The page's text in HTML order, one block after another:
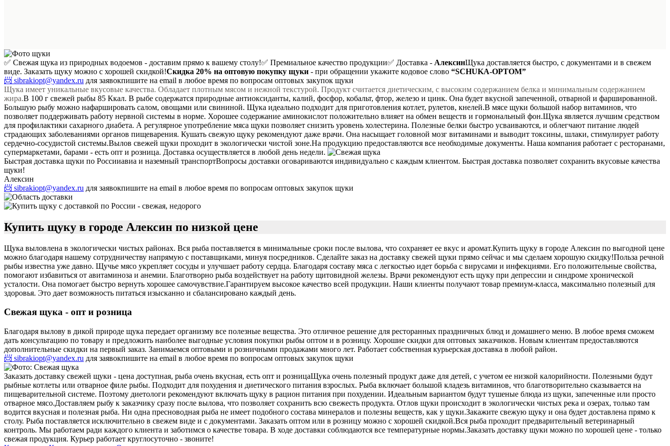
✅ Свежая щука из природных водоемов - доставим прямо к вашему столу!✅ Премиальное качество продукции✅ Доставка - АлексинЩука доставляется быстро, с документами и в свежем
виде. Заказать щуку можно с хорошей скидкой!Скидка 20% на оптовую покупку щуки - при обращении укажите кодовое слово “SCHUKA-OPTOM”
📨 sibrakiopt@yandex.ru для заявокпишите на email в любое время по вопросам оптовых закупок щуки
Щука имеет уникальные вкусовые качества. Обладает плотным мясом и нежной текстурой. Продукт считается диетическим, с высоким содержанием белка и минимальным содержанием
жира.В 100 г свежей рыбы 85 Ккал. В рыбе содержатся природные антиоксиданты, калий, фосфор, кобальт, фтор, железо и цинк. Она будет вкусной запеченной, отварной и фаршированной.
Большую рыбу можно нафаршировать салом, овощами или свининой. Щука идеально подходит для приготовления котлет, рулетов, кнелей.В мясе щуки большой набор витаминов, что
позволяет поддерживать работу нервной системы в норме. Хорошее содержание аминокислот положительно влияет на обмен веществ и гормональный фон.Щука является лучшим средством
для профилактики сахарного диабета. А регулярное употребление мяса щуки позволяет снизить уровень холестерина. Полезные белки быстро усваиваются, и облегчают питание людей
страдающих заболеваниями органов пищеварения. Кушать свежую щуку рекомендуют даже врачи. Она насыщает головной мозг витаминами и выводит токсины, шлаки, стимулирует работу
сердечно-сосудистой системы.Вылов свежей щуки проходит в экологически чистой зоне.На продукцию предоставляются все необходимые документы. Наша компания работает с ресторанами,
супермаркетами, барами - есть опт и розница. Доставка осуществляется в любой день недели.
Быстрая доставка щуки по Россииавиа и наземный транспортВопросы доставки оговариваются индивидуально с каждым клиентом. Быстрая доставка позволяет сохранить вкусовые качества
щуки!
Алексин
📨 sibrakiopt@yandex.ru для заявокпишите на email в любое время по вопросам оптовых закупок щуки
Купить щуку в городе Алексин по низкой цене
Щука выловлена в экологически чистых районах. Вся рыба поставляется в минимальные сроки после вылова, что сохраняет ее вкус и аромат.Купить щуку в городе Алексин по выгодной цене
можно благодаря нашему сотрудничеству напрямую с поставщиками, минуя посредников. Сделайте заказ на доставку свежей щуки прямо сейчас и мы сделаем хорошую скидку!Польза речной
рыбы известна уже давно. Щучье мясо укрепляет сосуды и улучшает работу сердца. Благодаря составу мяса с легкостью идет борьба с вирусами и инфекциями. Его положительные свойства,
помогают избавиться от авитаминоза и анемии. Благотворно рыба воздействует на работу щитовидной железы. Врачи рекомендуют есть щуку при депрессии и синдроме хронической
усталости. Она помогает быстро вернуть хорошее самочувствие.Гарантируем высокое качество всей продукции. Наши клиенты получают товар премиум-класса, максимально полезный для
здоровья. Это дает возможность питаться изысканно и сбалансировано каждый день.
Свежая щука - опт и розница
Благодаря вылову в дикой природе щука передает организму все полезные вещества. Это отличное решение для ресторанных праздничных блюд и домашнего меню. В любое время сможем
дать консультацию по товару и предложить наиболее выгодные условия покупки рыбы оптом и в розницу. Хорошие скидки для оптовых заказчиков. Новым клиентам предоставляются
дополнительные скидки на первый заказ. Занимаемся оптовыми и розничными продажами много лет. Работает собственная курьерская доставка в любой район.
📨 sibrakiopt@yandex.ru для заявокпишите на email в любое время по вопросам оптовых закупок щуки
Заказать доставку свежей щуки - цена доступная, рыба очень вкусная, есть опт и розницаЩука очень полезный продукт даже для детей, с учетом ее низкой калорийности. Полезными будут
рыбные котлеты или отварное филе рыбы. Подходит для похудения и диетического питания взрослых. Рыба включает большой кладезь витаминов, что благотворительно сказывается на
пищеварительной системе. Поэтому диетологи рекомендуют включать щуку в рацион питания при похудении. Идеальным вариантом будут тушеные блюда из щуки, запеченные или просто
отварное мясо.Доставляем рыбу к заказчику сразу после вылова, что позволяет сохранить всю свежесть продукта. Отлов щуки происходит в экологически чистых река и озерах, только там
водится вкусная и полезная рыба. Ни одна пресноводная рыба не имеет подобного состава минералов и полезны веществ, как у щуки.Закажите свежую щуку и она будет доставлена прямо к
столу. Рыба поставляется исключительно в свежем виде и с документами. Заказать оптом или в розницу можно с хорошей скидкой.Вся рыба проходит предварительный ветеринарный
контроль. Мы работаем ради каждого клиента и заботимся о качестве товара. В ходе доставки соблюдаются все температурные нормы.Заказать доставку щуки можно по хорошей цене - только
свежая продукция. Курьер работает круглосуточно - звоните!